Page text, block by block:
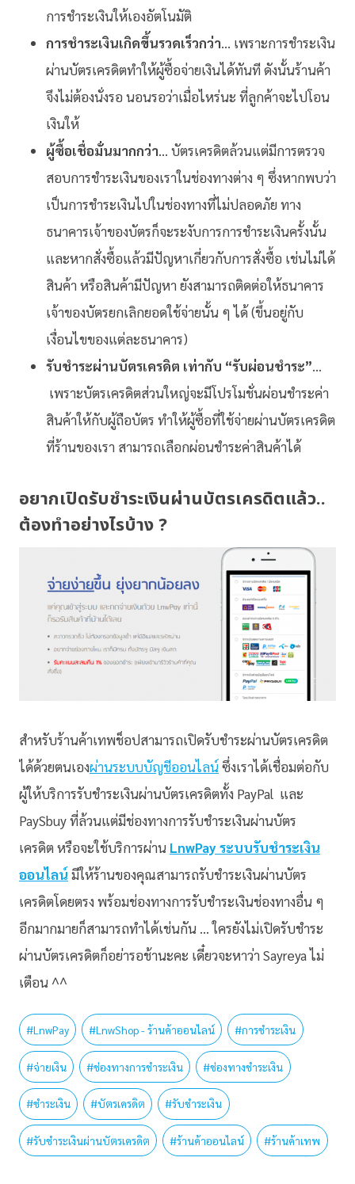
การชำระเงินให้เองอัตโนมัติ
การชำระเงินเกิดขึ้นรวดเร็วกว่า… เพราะการชำระเงิน
ผ่านบัตรเครดิตทำให้ผู้ซื้อจ่ายเงินได้ทันที ดังนั้นร้านค้า
จึงไม่ต้องนั่งรอ นอนรอว่าเมื่อไหร่นะ ที่ลูกค้าจะไปโอน
เงินให้
ผู้ซื้อเชื่อมั่นมากกว่า… บัตรเครดิตล้วนแต่มีการตรวจ
สอบการชำระเงินของเราในช่องทางต่าง ๆ ซึ่งหากพบว่า
เป็นการชำระเงินไปในช่องทางที่ไม่ปลอดภัย ทาง
ธนาคารเจ้าของบัตรก็จะระงับการการชำระเงินครั้งนั้น
และหากสั่งซื้อแล้วมีปัญหาเกี่ยวกับการสั่งซื้อ เช่นไม่ได้
สินค้า หรือสินค้ามีปัญหา ยังสามารถติดต่อให้ธนาคาร
เจ้าของบัตรยกเลิกยอดใช้จ่ายนั้น ๆ ได้ (ขึ้นอยู่กับ
เงื่อนไขของแต่ละธนาคาร)
รับชำระผ่านบัตรเครดิต เท่ากับ “รับผ่อนชำระ”…
เพราะบัตรเครดิตส่วนใหญ่จะมีโปรโมชั่นผ่อนชำระค่า
สินค้าให้กับผู้ถือบัตร ทำให้ผู้ซื้อที่ใช้จ่ายผ่านบัตรเครดิต
ที่ร้านของเรา สามารถเลือกผ่อนชำระค่าสินค้าได้
อยากเปิดรับชำระเงินผ่านบัตรเครดิตแล้ว..
ต้องทำอย่างไรบ้าง ?
สำหรับร้านค้าเทพช็อปสามารถเปิดรับชำระผ่านบัตรเครดิต
ได้ด้วยตนเองผ่านระบบบัญชีออนไลน์ซึ่งเราได้เชื่อมต่อกับ
ผู้ให้บริการรับชำระเงินผ่านบัตรเครดิตทั้ง PayPal และ
PaySbuy ที่ล้วนแต่มีช่องทางการรับชำระเงินผ่านบัตร
เครดิต หรือจะใช้บริการผ่าน LnwPay ระบบรับชำระเงิน
ออนไลน์ มีให้ร้านของคุณสามารถรับชำระเงินผ่านบัตร
เครดิตโดยตรง พร้อมช่องทางการรับชำระเงินช่องทางอื่น ๆ
อีกมากมายก็สามารถทำได้เช่นกัน … ใครยังไม่เปิดรับชำระ
ผ่านบัตรเครดิตก็อย่ารอช้านะคะ เดี๋ยวจะหาว่า Sayreya ไม่
เตือน ^^
#LnwPay #LnwShop - ร้านค้าออนไลน์ #การชำระเงิน
#จ่ายเงิน #ช่องทางการชำระเงิน #ช่องทางชำระเงิน
#ชำระเงิน #บัตรเครดิต #รับชำระเงิน
#รับชำระเงินผ่านบัตรเครดิต #ร้านค้าออนไลน์ #ร้านค้าเทพ